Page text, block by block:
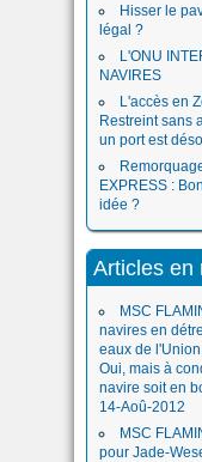
Hisser le
légal ?
L'ONU
NAVIRES
L'accès en
Restreint sans
un port est
EXPRESS :
idée ?
Articles en
MSC
navires en
eaux de
Oui, mais à
navire soit en
14-Aoû-2012
MSC
pour Jade-